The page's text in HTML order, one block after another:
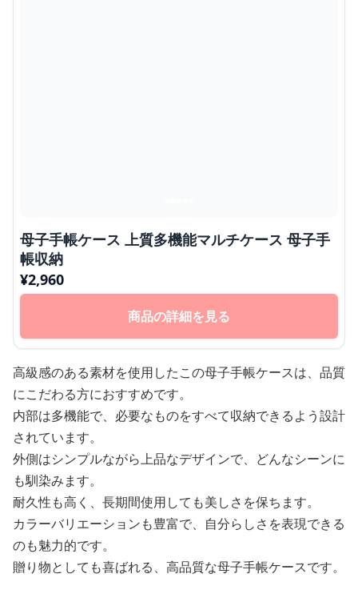
母子手帳ケース 上質多機能マルチケース 母子手
帳収納
¥2,960
商品の詳細を見る
高級感のある素材を使用したこの母子手帳ケースは、品質
にこだわる方におすすめです。
内部は多機能で、必要なものをすべて収納できるよう設計
されています。
外側はシンプルながら上品なデザインで、どんなシーンに
も馴染みます。
耐久性も高く、長期間使用しても美しさを保ちます。
カラーバリエーションも豊富で、自分らしさを表現できる
のも魅力的です。
贈り物としても喜ばれる、高品質な母子手帳ケースです。